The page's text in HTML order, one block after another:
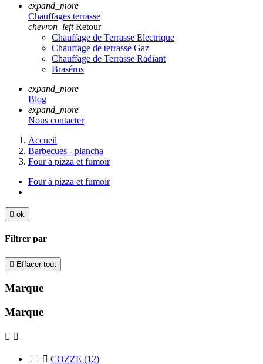
expand_more
Chauffages terrasse
chevron_left Retour
Chauffage de Terrasse Electrique
Chauffage de terrasse Gaz
Chauffage de Terrasse Radiant
Braséros
expand_more
Blog
expand_more
Nous contacter
Accueil
Barbecues - plancha
Four à pizza et fumoir
Four à pizza et fumoir
 ok
Filtrer par
 Effacer tout
Marque
Marque
 
 COZZE (12)